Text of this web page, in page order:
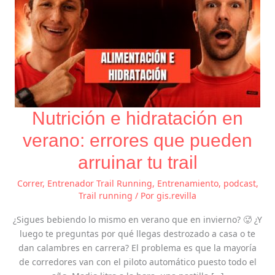
Nutrición e hidratación en
verano: errores que pueden
arruinar tu trail
Correr, Entrenador Trail Running, Entrenamiento, podcast,
Trail running / Por gis.revilla
¿Sigues bebiendo lo mismo en verano que en invierno? 🥵 ¿Y
luego te preguntas por qué llegas destrozado a casa o te
dan calambres en carrera? El problema es que la mayoría
de corredores van con el piloto automático puesto todo el